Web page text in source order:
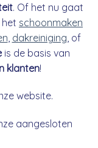
. Of het nu gaat
schoonmaken
dakreiniging , of
is de basis van
klanten!
website.
aangesloten